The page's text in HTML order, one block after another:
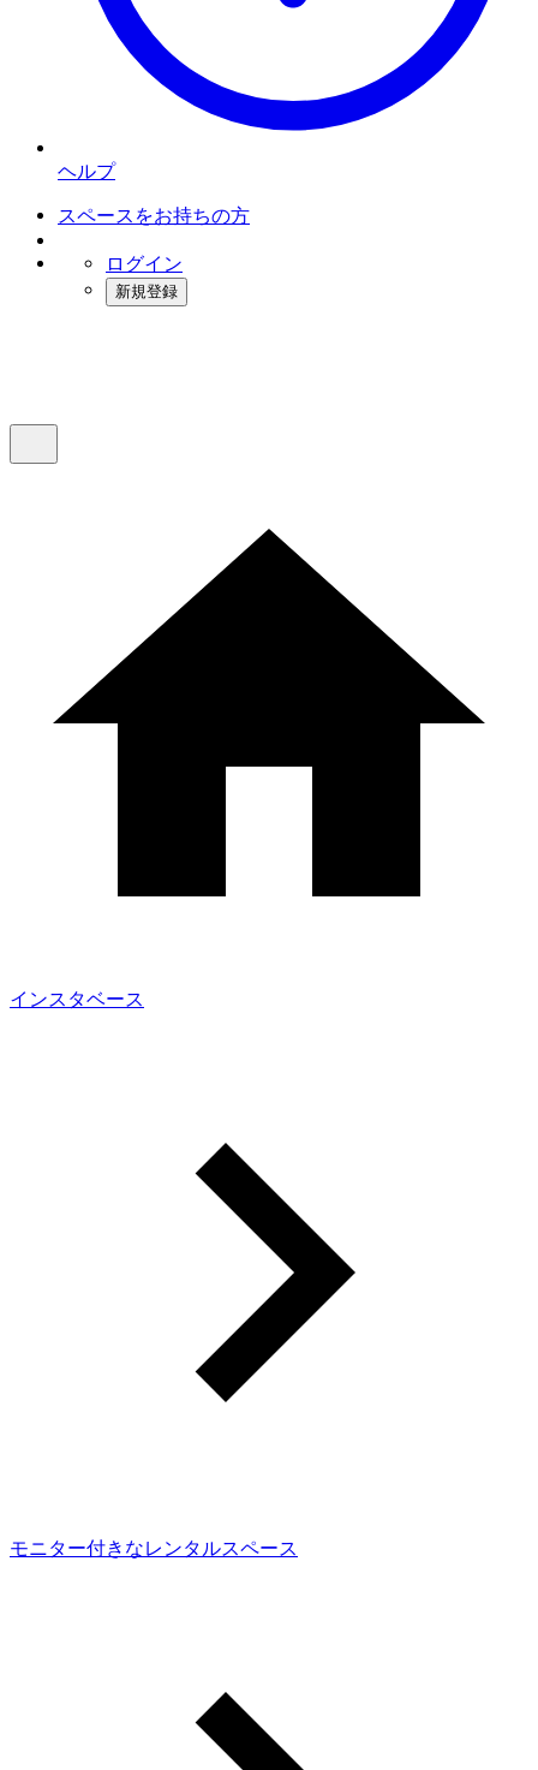
ヘルプ
スペースをお持ちの方
ログイン
新規登録
インスタベース
モニター付きなレンタルスペース